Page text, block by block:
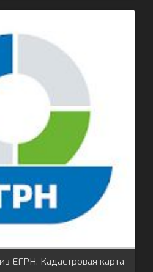
ЕГРН. Кадастровая карта